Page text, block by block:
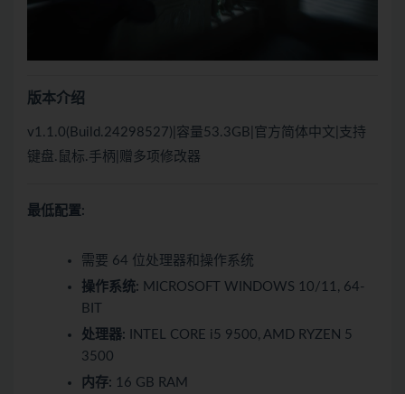
版本介绍
v1.1.0(Build.24298527)|容量53.3GB|官方简体中文|支持
键盘.鼠标.手柄|赠多项修改器
最低配置:
需要 64 位处理器和操作系统
操作系统: MICROSOFT WINDOWS 10/11, 64-
BIT
处理器: INTEL CORE i5 9500, AMD RYZEN 5
3500
内存: 16 GB RAM